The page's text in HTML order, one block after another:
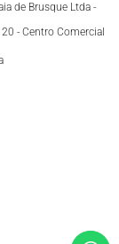
de Brusque Ltda -
- Centro Comercial